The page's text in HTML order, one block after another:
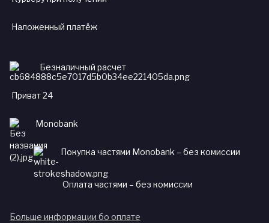
Наложенный платёж
Безналичный расчет
Приват 24
Monobank
Покупка частями Monobank – без комиссии
Оплата частями – без комиссии
Больше информации бо оплате